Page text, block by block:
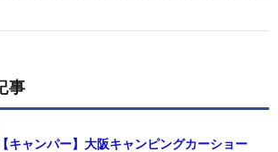
事
【キャンパー】大阪キャンピングカーショー